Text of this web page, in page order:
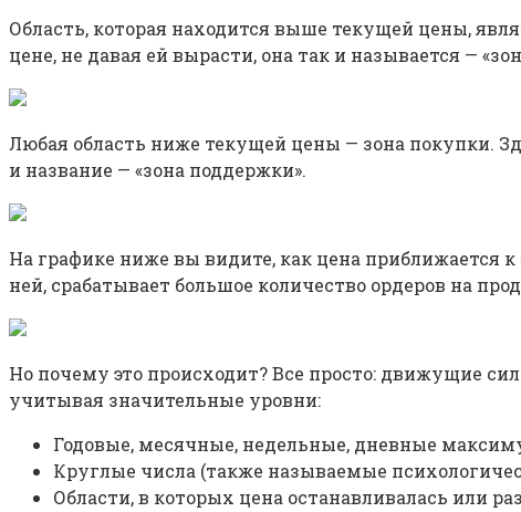
Область, которая находится выше текущей цены,
цене, не давая ей вырасти, она так и называется —
Любая область ниже текущей цены — зона покупки.
и название — «зона поддержки».
На графике ниже вы видите, как цена приближается
ней, срабатывает большое количество ордеров на
Но почему это происходит? Все просто: движущие
учитывая значительные уровни:
Годовые, месячные, недельные, дневные
Круглые числа (также называемые
Области, в которых цена останавливалась или